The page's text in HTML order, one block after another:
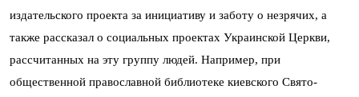
издательского проекта за инициативу и заботу о незрячих, а
также рассказал о социальных проектах Украинской Церкви,
рассчитанных на эту группу людей. Например, при
общественной православной библиотеке киевского Свято-